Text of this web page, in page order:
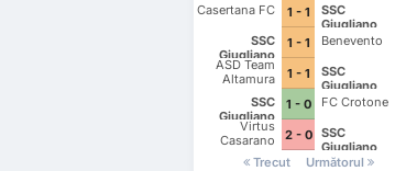
Casertana FC 1 - 1
SSC
Giugliano
SSC
Giugliano
1 - 1
Benevento
ASD Team
Altamura
1 - 1
SSC
Giugliano
SSC
Giugliano
1 - 0
FC Crotone
Virtus
Casarano
2 - 0
SSC
Giugliano
Trecut
Următorul